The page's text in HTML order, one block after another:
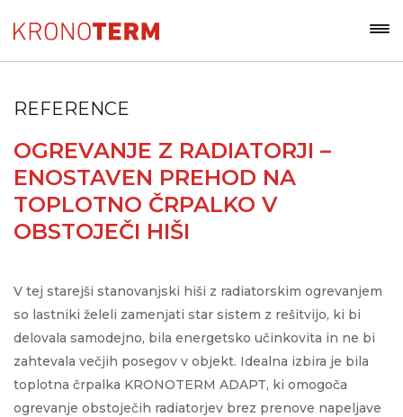
REFERENCE
OGREVANJE Z RADIATORJI –
ENOSTAVEN PREHOD NA
TOPLOTNO ČRPALKO V
OBSTOJEČI HIŠI
V tej starejši stanovanjski hiši z radiatorskim ogrevanjem
so lastniki želeli zamenjati star sistem z rešitvijo, ki bi
delovala samodejno, bila energetsko učinkovita in ne bi
zahtevala večjih posegov v objekt. Idealna izbira je bila
toplotna črpalka KRONOTERM ADAPT, ki omogoča
ogrevanje obstoječih radiatorjev brez prenove napeljave